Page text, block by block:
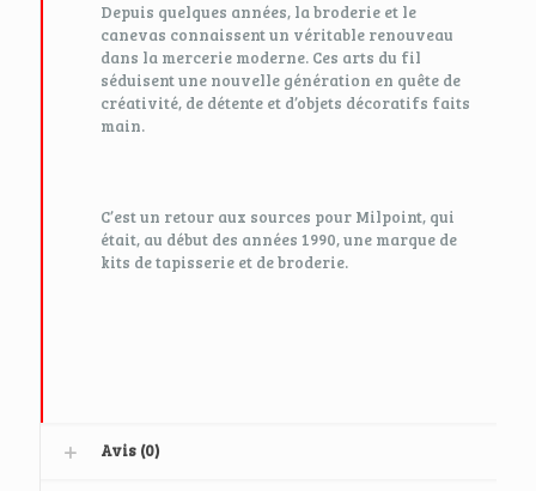
Depuis quelques années, la broderie et le
canevas connaissent un véritable renouveau
dans la mercerie moderne. Ces arts du fil
séduisent une nouvelle génération en quête de
créativité, de détente et d’objets décoratifs faits
main.
C’est un retour aux sources pour Milpoint, qui
était, au début des années 1990, une marque de
kits de tapisserie et de broderie.
Avis (0)